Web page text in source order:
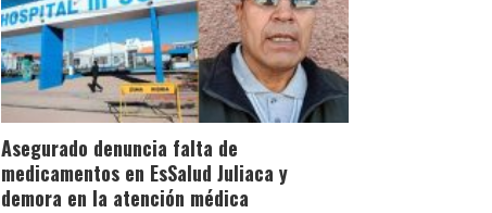
Asegurado denuncia falta de
medicamentos en EsSalud Juliaca y
demora en la atención médica